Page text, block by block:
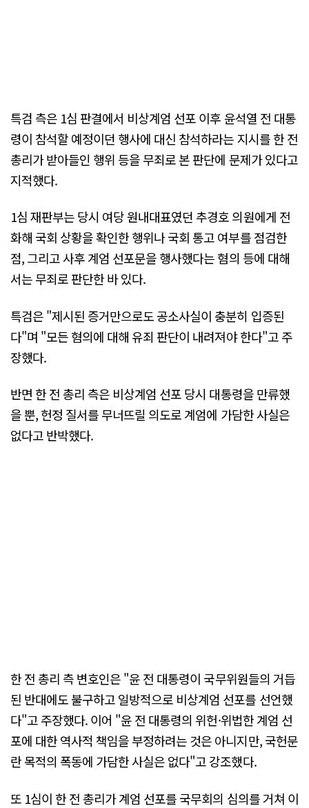
특검 측은 1심 판결에서 비상계엄 선포 이후 윤석열 전 대통
령이 참석할 예정이던 행사에 대신 참석하라는 지시를 한 전
총리가 받아들인 행위 등을 무죄로 본 판단에 문제가 있다고
지적했다.
1심 재판부는 당시 여당 원내대표였던 추경호 의원에게 전
화해 국회 상황을 확인한 행위나 국회 통고 여부를 점검한
점, 그리고 사후 계엄 선포문을 행사했다는 혐의 등에 대해
서는 무죄로 판단한 바 있다.
특검은 "제시된 증거만으로도 공소사실이 충분히 입증된
다"며 "모든 혐의에 대해 유죄 판단이 내려져야 한다"고 주
장했다.
반면 한 전 총리 측은 비상계엄 선포 당시 대통령을 만류했
을 뿐, 헌정 질서를 무너뜨릴 의도로 계엄에 가담한 사실은
없다고 반박했다.
한 전 총리 측 변호인은 "윤 전 대통령이 국무위원들의 거듭
된 반대에도 불구하고 일방적으로 비상계엄 선포를 선언했
다"고 주장했다. 이어 "윤 전 대통령의 위헌·위법한 계엄 선
포에 대한 역사적 책임을 부정하려는 것은 아니지만, 국헌문
란 목적의 폭동에 가담한 사실은 없다"고 강조했다.
또 1심이 한 전 총리가 계엄 선포를 국무회의 심의를 거쳐 이